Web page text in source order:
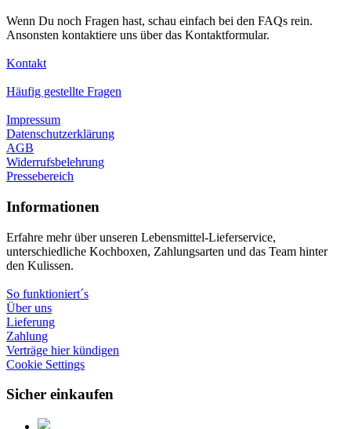
Wenn Du noch Fragen hast, schau einfach bei den FAQs rein.
Ansonsten kontaktiere uns über das Kontaktformular.
Kontakt
Häufig gestellte Fragen
Impressum
Datenschutzerklärung
AGB
Widerrufsbelehrung
Pressebereich
Informationen
Erfahre mehr über unseren Lebensmittel-Lieferservice,
unterschiedliche Kochboxen, Zahlungsarten und das Team hinter
den Kulissen.
So funktioniert´s
Über uns
Lieferung
Zahlung
Verträge hier kündigen
Cookie Settings
Sicher einkaufen